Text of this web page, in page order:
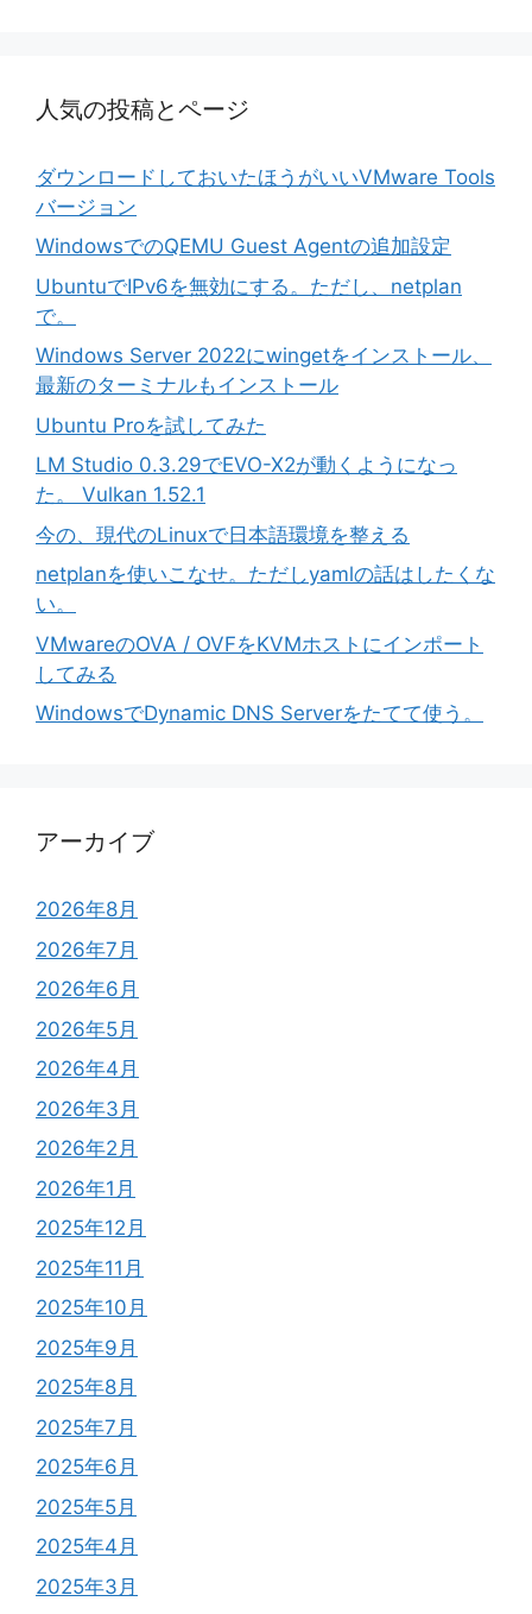
人気の投稿とページ
ダウンロードしておいたほうがいいVMware Tools
バージョン
WindowsでのQEMU Guest Agentの追加設定
UbuntuでIPv6を無効にする。ただし、netplan
で。
Windows Server 2022にwingetをインストール、
最新のターミナルもインストール
Ubuntu Proを試してみた
LM Studio 0.3.29でEVO-X2が動くようになっ
た。 Vulkan 1.52.1
今の、現代のLinuxで日本語環境を整える
netplanを使いこなせ。ただしyamlの話はしたくな
い。
VMwareのOVA / OVFをKVMホストにインポート
してみる
WindowsでDynamic DNS Serverをたてて使う。
アーカイブ
2026年8月
2026年7月
2026年6月
2026年5月
2026年4月
2026年3月
2026年2月
2026年1月
2025年12月
2025年11月
2025年10月
2025年9月
2025年8月
2025年7月
2025年6月
2025年5月
2025年4月
2025年3月